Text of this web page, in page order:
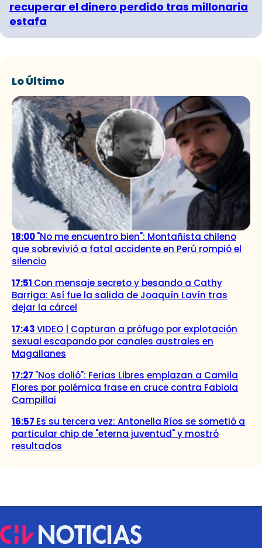
recuperar el dinero perdido tras millonaria
estafa
Lo Último
18:00"No me encuentro bien": Montañista chileno
que sobrevivió a fatal accidente en Perú rompió el
silencio
17:51 Con mensaje secreto y besando a Cathy
Barriga: Así fue la salida de Joaquín Lavín tras
dejar la cárcel
17:43VIDEO | Capturan a prófugo por explotación
sexual escapando por canales australes en
Magallanes
17:27 "Nos dolió": Ferias Libres emplazan a Camila
Flores por polémica frase en cruce contra Fabiola
Campillai
16:57 Es su tercera vez: Antonella Ríos se sometió a
particular chip de "eterna juventud" y mostró
resultados